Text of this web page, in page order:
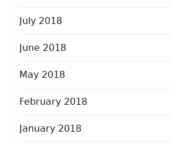
July 2018
June 2018
May 2018
February 2018
January 2018